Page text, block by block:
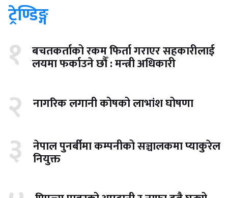
ट्रेण्डिङ्ग
१ बचतकर्ताको रकम फिर्ता गराएर सहकारीलाई
लयमा फर्काउने छौँ : मन्त्री अधिकारी
२ नागरिक लगानी कोषको लाभांश घोषणा
३ नेपाल पुनर्बीमा कम्पनीको सञ्चालकमा प्याकुरेल
नियुक्त